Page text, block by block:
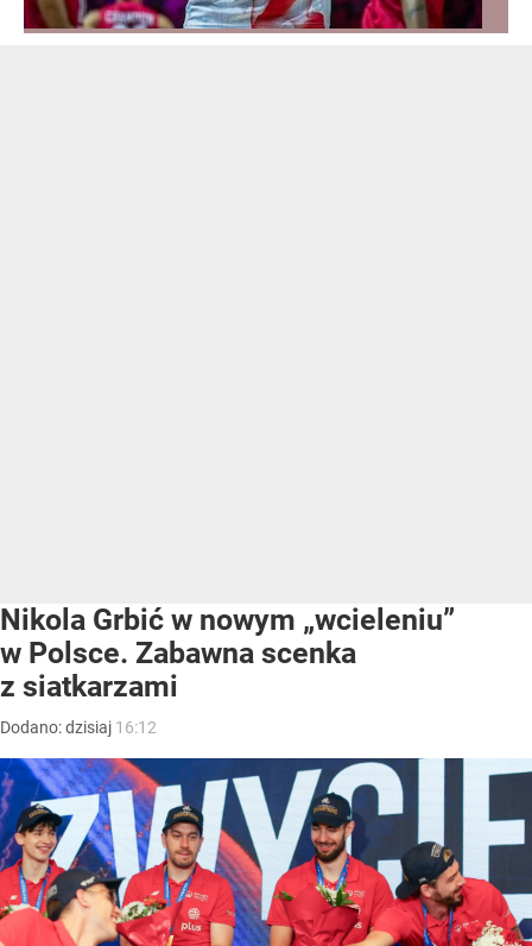
Nikola Grbić w nowym „wcieleniu”
w Polsce. Zabawna scenka
z siatkarzami
Dodano:dzisiaj 16:12